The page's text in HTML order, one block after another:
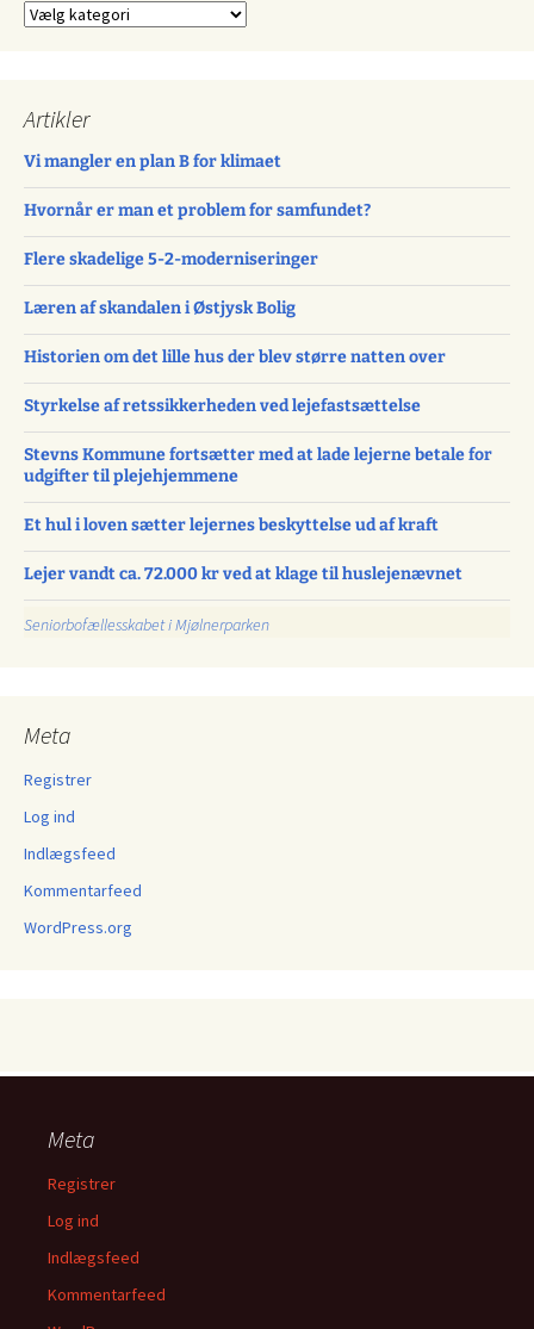
Kategorier
Artikler
Vi mangler en plan B for klimaet
Hvornår er man et problem for samfundet?
Flere skadelige 5-2-moderniseringer
Læren af skandalen i Østjysk Bolig
Historien om det lille hus der blev større natten over
Styrkelse af retssikkerheden ved lejefastsættelse
Stevns Kommune fortsætter med at lade lejerne betale for
udgifter til plejehjemmene
Et hul i loven sætter lejernes beskyttelse ud af kraft
Lejer vandt ca. 72.000 kr ved at klage til huslejenævnet
Seniorbofællesskabet i Mjølnerparken
Meta
Registrer
Log ind
Indlægsfeed
Kommentarfeed
WordPress.org
Meta
Registrer
Log ind
Indlægsfeed
Kommentarfeed